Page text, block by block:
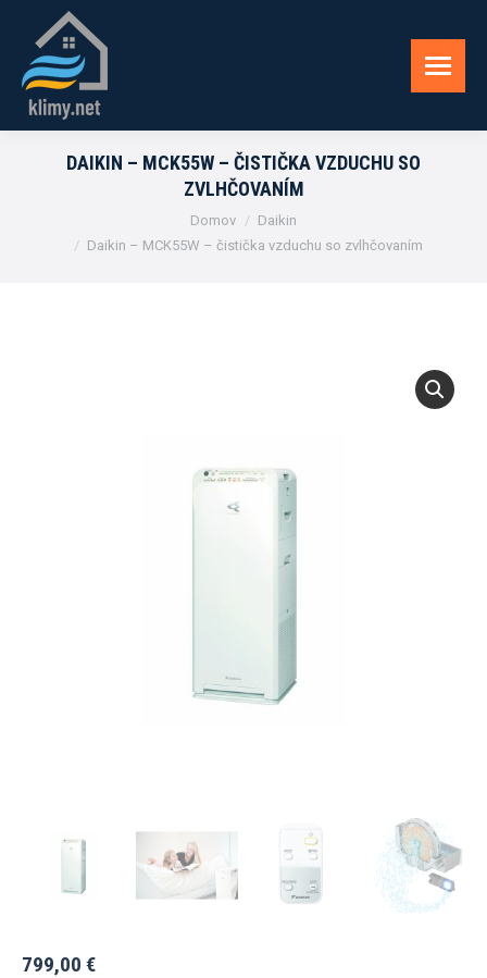
DAIKIN – MCK55W – ČISTIČKA VZDUCHU SO
ZVLHČOVANÍM
Domov
Daikin
Daikin – MCK55W – čistička vzduchu so zvlhčovaním
799,00 €